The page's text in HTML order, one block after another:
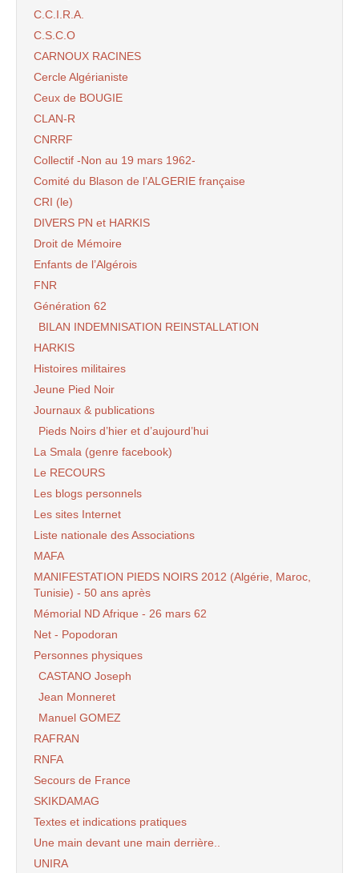
C.C.I.R.A.
C.S.C.O
CARNOUX RACINES
Cercle Algérianiste
Ceux de BOUGIE
CLAN-R
CNRRF
Collectif -Non au 19 mars 1962-
Comité du Blason de l’ALGERIE française
CRI (le)
DIVERS PN et HARKIS
Droit de Mémoire
Enfants de l’Algérois
FNR
Génération 62
BILAN INDEMNISATION REINSTALLATION
HARKIS
Histoires militaires
Jeune Pied Noir
Journaux & publications
Pieds Noirs d’hier et d’aujourd’hui
La Smala (genre facebook)
Le RECOURS
Les blogs personnels
Les sites Internet
Liste nationale des Associations
MAFA
MANIFESTATION PIEDS NOIRS 2012 (Algérie, Maroc,
Tunisie) - 50 ans après
Mémorial ND Afrique - 26 mars 62
Net - Popodoran
Personnes physiques
CASTANO Joseph
Jean Monneret
Manuel GOMEZ
RAFRAN
RNFA
Secours de France
SKIKDAMAG
Textes et indications pratiques
Une main devant une main derrière..
UNIRA